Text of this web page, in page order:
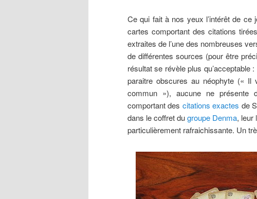
Ce qui fait à nos yeux l’intérêt de
cartes comportant des citations
extraites de l’une des nombreuses
de différentes sources (pour être
résultat se révèle plus
paraitre obscures au néophyte («
commun »), aucune ne présente
comportant des citations exactes de
dans le coffret dugroupe Denma, leur
particulièrement rafraichissante. Un